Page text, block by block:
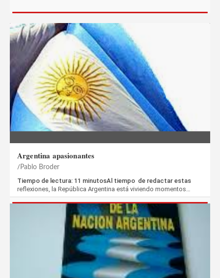
Argentina apasionantes
Pablo Broder
Tiempo de lectura: 11 minutosAl tiempo de redactar estas
reflexiones, la República Argentina está viviendo momentos…